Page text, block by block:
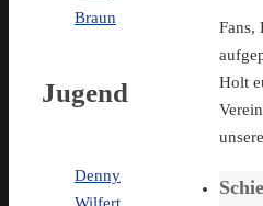
Braun
Jugend
Denny
Fans,
Holt